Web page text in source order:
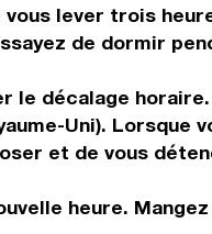
lever trois
de dormir
le décalage horaire.
Uni). Lorsque
et de vous
heure.